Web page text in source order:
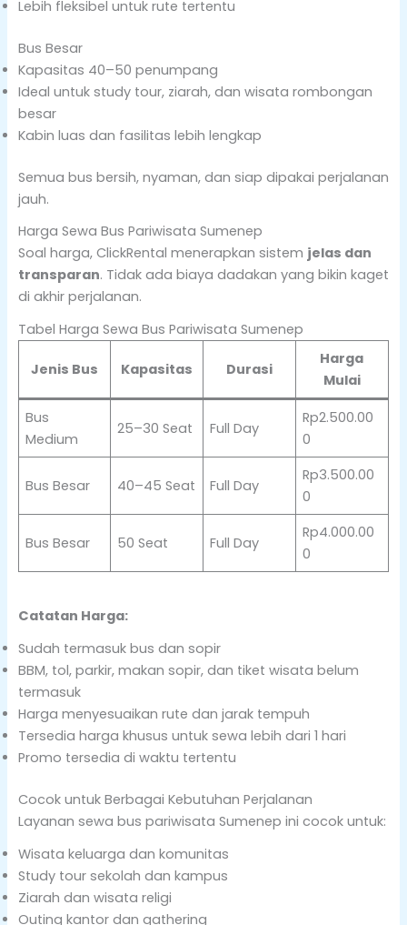
Lebih fleksibel untuk rute tertentu
Bus Besar
Kapasitas 40–50 penumpang
Ideal untuk study tour, ziarah, dan wisata rombongan
besar
Kabin luas dan fasilitas lebih lengkap
Semua bus bersih, nyaman, dan siap dipakai perjalanan
jauh.
Harga Sewa Bus Pariwisata Sumenep
Soal harga, ClickRental menerapkan sistem jelas dan
transparan. Tidak ada biaya dadakan yang bikin kaget
di akhir perjalanan.
Tabel Harga Sewa Bus Pariwisata Sumenep
Jenis Bus Kapasitas Durasi
Harga
Mulai
Bus
Medium
25–30 Seat Full Day
Rp2.500.00
0
Bus Besar 40–45 Seat Full Day
Rp3.500.00
0
Bus Besar 50 Seat Full Day
Rp4.000.00
0
Catatan Harga:
Sudah termasuk bus dan sopir
BBM, tol, parkir, makan sopir, dan tiket wisata belum
termasuk
Harga menyesuaikan rute dan jarak tempuh
Tersedia harga khusus untuk sewa lebih dari 1 hari
Promo tersedia di waktu tertentu
Cocok untuk Berbagai Kebutuhan Perjalanan
Layanan sewa bus pariwisata Sumenep ini cocok untuk:
Wisata keluarga dan komunitas
Study tour sekolah dan kampus
Ziarah dan wisata religi
Outing kantor dan gathering